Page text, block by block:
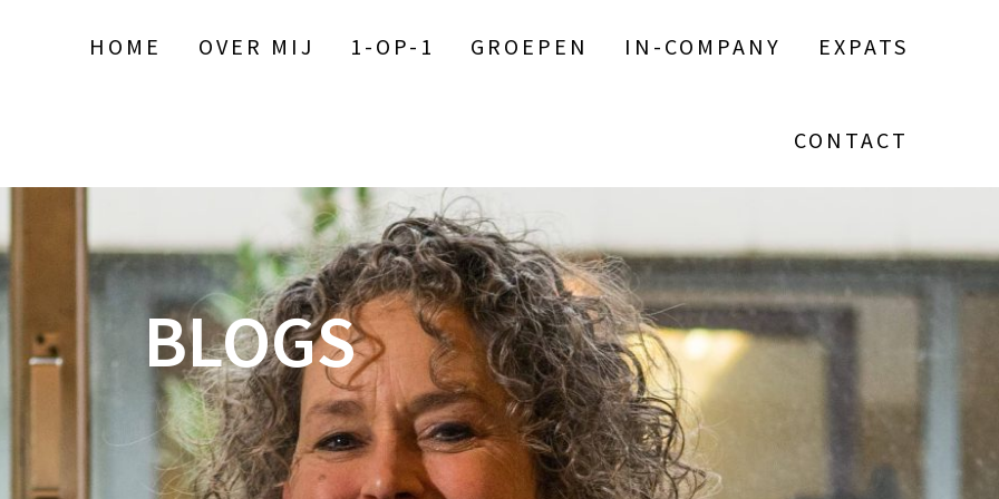
HOME OVER MIJ 1-OP-1 GROEPEN IN-COMPANY EXPATS
CONTACT
BLOGS